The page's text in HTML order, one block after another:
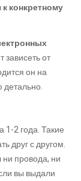
конкретному
зависеть от
он на
детально.
1-2 года. Такие
друг с другом.
провода, ни
вы выдали